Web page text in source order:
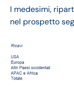
I medesimi,
nel prospetto